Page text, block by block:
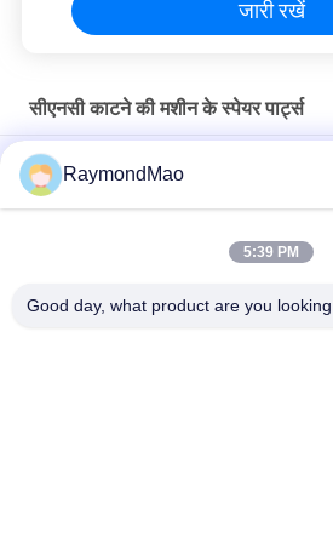
जारी रखें
सीएनसी काटने की मशीन के स्पेयर पार्ट्स
50/60 हर्ट्ज कॉपर प्लाज्मा कटिंग टॉर्च
प्लाज्मा काटने वाली मशाल ठंडा और हाइपरथर्म
RaymondMao
5:39 PM
Good day, what product are you